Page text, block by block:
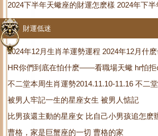
2024下半年天蠍座的財運怎麽樣 2024年下半
財運低迷
2024年12月生肖羊運勢運程 2024年12月什
HR你們到底在怕什麽——看職場天蠍 hr怕拒
不二堂本周生肖運勢2014.11.10-11.16 不二
被男人牢記一生的星座女生 被男人惦記
比男孩還主動的星座女 比自己小男孩追怎麽
曹格，家是巨蟹座的一切 曹格的家